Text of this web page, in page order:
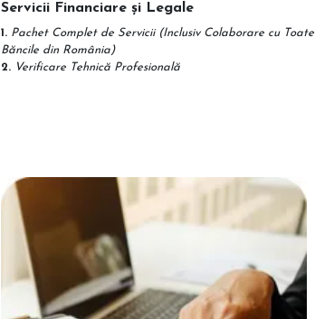
Servicii Financiare și Legale
1. Pachet Complet de Servicii (Inclusiv Colaborare cu Toate
Băncile din România)
2. Verificare Tehnică Profesională